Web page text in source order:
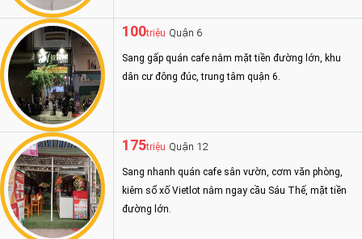
100triệu Quận 6
Sang gấp quán cafe nằm mặt tiền đường lớn, khu
dân cư đông đúc, trung tâm quận 6.
175triệu Quận 12
Sang nhanh quán cafe sân vườn, cơm văn phòng,
kiêm sổ xố Vietlot nằm ngay cầu Sáu Thế, mặt tiền
đường lớn.